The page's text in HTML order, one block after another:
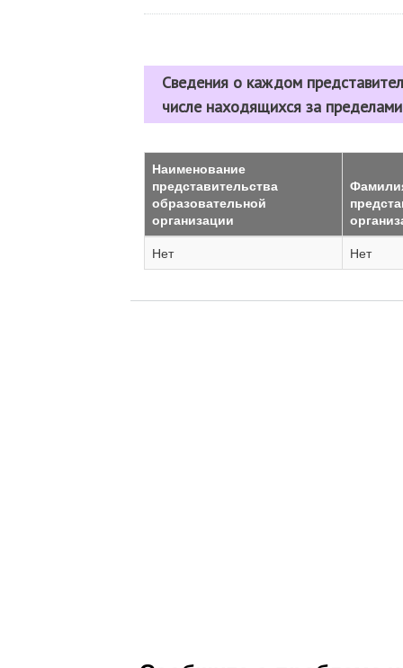
Сведения о каждом
числе находящихся за
Наименование
представительства
образовательной
организации
Нет Нет